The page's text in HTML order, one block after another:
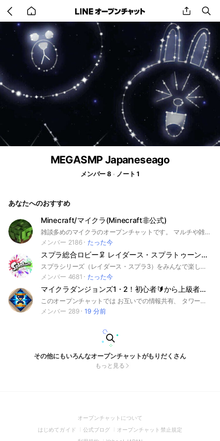
back
to
home
share
MEGASMP Japaneseago
メンバー 8 ノート 1
あなたへのおすすめ
Minecraft/マイクラ(Minecraft非公式)
雑談多めのマイクラのオープンチャットです。 マルチや雑談何でもokです。 このオープンチャットは非公式です。 ※参加は日本語話せる方限定とさせていただきます。 Participation is limited to those who can speak Japanese <一度でもこのオープンチャットに入ったことのある方へ> 現在LINEオープンチャット運営による不適切な強制退会が発生しています。心当たりが無いのにもかかわらず入れない場合はこちらから連絡ください。 オープンチャット「Minecraft/マイクラ 管理OC」 https://line.me/ti/g2/HIencOfi1Rog4Y0bvpmW76PGuOMaoECnMTCpFg?utm_source=invitation&utm_medium=link_copy&utm_campaign=default タグ #マインクラフト #Minecraft #マイクラ #Switch #WiiU #Vita #PS3 #PS4 #PS5 #Xbox #XboxseriesX #スマホ #iPhone #iOS #Android #PC #Windows10 #統合版 #Java版 #Microsoft #マイクラダンジョンズ #ゲーム
メンバー 2186
たった今
スプラ総合ロビー🦑 レイダース・スプラトゥーン3・マルチ募集・攻略
スプラシリーズ（レイダース・スプラ3）をみんなで楽しむ総合オープンチャットです🦑🐙 マルチ募集、攻略情報、質問・相談、新着情報、フェス、サーモンラン、大会・イベントなど、スプラに関する話題なら大歓迎！ レイダースを楽しみたい方も、スプラ3で対戦やサモランを遊びたい方も、ぜひご参加ください。 ガチ勢・エンジョイ勢・初心者を問わず、誰もが気軽に楽しく交流できる場所を目指しています。 さあ、スプラを愛するイカ・タコ諸君よ、集まれ！ ※入室後は、大事なノートにある「イカのおきて」をご一読ください。 細かいルールは設けていませんが、乱暴な言葉づかい、敵や味方を傷つける発言、過度な批判、スプラと無関係な会話の継続などは禁止しています。お互いに思いやりを持って楽しみましょう！ #スプラトゥーン #スプラ #Splatoon #ゲーム #Switch #Nintendo #任天堂 #対戦 #マルチ #攻略 #フレンド #スプラトゥーンレイダース #レイダース #スプラトゥーン3 #スプラ3 #Splatoon3 #フェス #サーモンラン #サモラン #ビッグラン
メンバー 4681
たった今
マイクラダンジョンズ1・2！初心者🔰から上級者まで誰でも歓迎！
このオープンチャットでは お互いでの情報共有、 タワー周回や古代狩り、 レベル上げなどをします！ 他のゲームもOKです！ アドバイスもいたしますので 話題や質問もウェルカム！ ⚠️喧嘩や改造、没などは ご遠慮ください。 また、マイダン2はまだ発売されていないため考察などはサブトークルー厶でお願いします。 #Minecraft Dungeons #Minecraft Dungeon #マインクラフトダンジョンズ #マインクラフトダンジョン #マイクラダンジョンズ #マイクラダンジョン #マイダン
メンバー 289
19 分前
その他にもいろんなオープンチャットがもりだくさん
もっと見る
オープンチャットについて
in
はじめてガイド
(Open
in
公式ブログ
(Open
in
オープンチャット禁止規定(Open